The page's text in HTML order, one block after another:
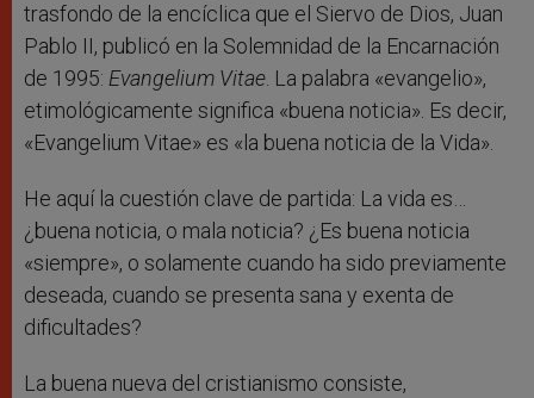
trasfondo de la encíclica que el Siervo de Dios, Juan
Pablo II, publicó en la Solemnidad de la Encarnación
de 1995: Evangelium Vitae. La palabra «evangelio»,
etimológicamente significa «buena noticia». Es decir,
«Evangelium Vitae» es «la buena noticia de la Vida».
He aquí la cuestión clave de partida: La vida es…
¿buena noticia, o mala noticia? ¿Es buena noticia
«siempre», o solamente cuando ha sido previamente
deseada, cuando se presenta sana y exenta de
dificultades?
La buena nueva del cristianismo consiste,